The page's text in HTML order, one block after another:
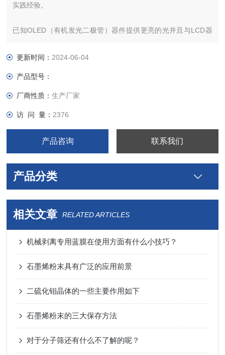
实践经验。
已知OLED（有机发光二极管）器件提供更亮的光并且与LCD器
遍可见）创建，而且可以在可弯曲的塑料材料上创建，以允许许
建OLED器件。该套件包括“作为阴极的镓 - 铟（Ga：In）共晶合
金"，“电致发光油墨"，“
更新时间： 2024-06-04
产品型号：
厂商性质：生产厂家
访 问 量： 2376
产品咨询 联系我们
产品分类
相关文章 RELATED ARTICLES
机械剥离专用蓝膜在使用方面有什么小技巧？
石墨烯粉末具有广泛的应用前景
二硫化钼晶体的一些主要作用如下
石墨烯粉末的三大保存方法
对于分子筛还有什么不了解的呢？